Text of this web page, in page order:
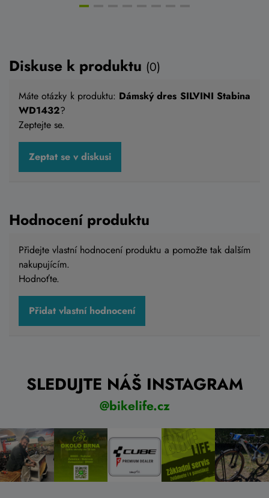
Diskuse k produktu (0)
Máte otázky k produktu: Dámský dres SILVINI Stabina
WD1432?
Zeptejte se.
Zeptat se v diskusi
Hodnocení produktu
Přidejte vlastní hodnocení produktu a pomožte tak dalším
nakupujícím.
Hodnoťte.
Přidat vlastní hodnocení
SLEDUJTE NÁŠ INSTAGRAM
@bikelife.cz